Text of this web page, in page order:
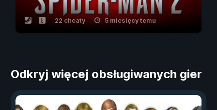
22 cheaty 5 miesięcy temu
Odkryj więcej obsługiwanych gier